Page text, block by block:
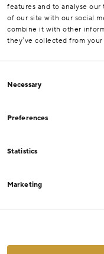
features and to analyse
of our site with our social
combine it with other
they’ve collected from
Selection
Necessary
Preferences
Statistics
Marketing